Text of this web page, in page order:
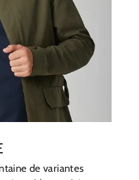
de variantes